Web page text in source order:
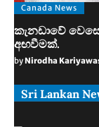
Canada News
කැනඩාවේ
අඟවීමක්.
byNirodha
Sri Lankan